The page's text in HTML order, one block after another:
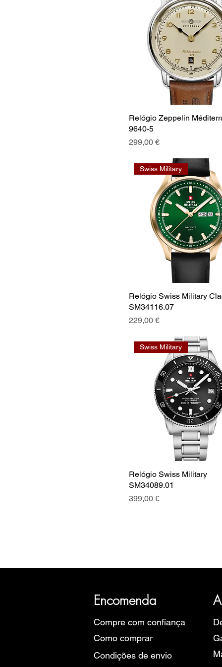
Relógio Zeppelin
9640-5
Preço
299,00 €
Swiss Military
Relógio Swiss Military
SM34116.07
Preço
229,00 €
Swiss Military
Relógio Swiss Military
SM34089.01
Preço
399,00 €
Encomenda
Compre com confiança
Como comprar
Condições de envio